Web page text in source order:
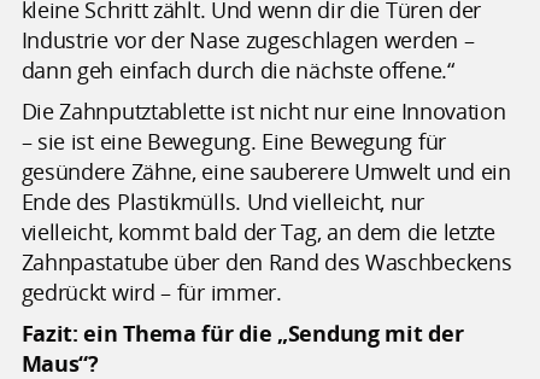
kleine Schritt zählt. Und wenn dir die Türen der
Industrie vor der Nase zugeschlagen werden –
dann geh einfach durch die nächste offene.“
Die Zahnputztablette ist nicht nur eine Innovation
– sie ist eine Bewegung. Eine Bewegung für
gesündere Zähne, eine sauberere Umwelt und ein
Ende des Plastikmülls. Und vielleicht, nur
vielleicht, kommt bald der Tag, an dem die letzte
Zahnpastatube über den Rand des Waschbeckens
gedrückt wird – für immer.
Fazit: ein Thema für die „Sendung mit der
Maus“?